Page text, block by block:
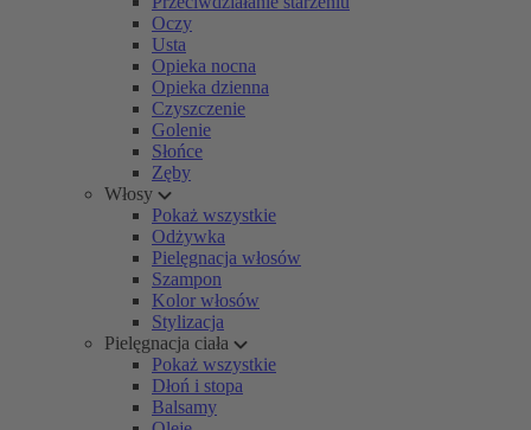
Oczy
Usta
Opieka nocna
Opieka dzienna
Czyszczenie
Golenie
Słońce
Zęby
Włosy
Pokaż wszystkie
Odżywka
Pielęgnacja włosów
Szampon
Kolor włosów
Stylizacja
Pielęgnacja ciała
Pokaż wszystkie
Dłoń i stopa
Balsamy